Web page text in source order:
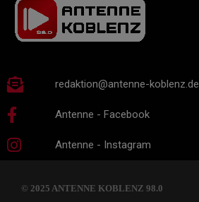
redaktion@antenne-koblenz.de
Antenne - Facebook
Antenne - Instagram
© 2025 ANTENNE KOBLENZ 98.0